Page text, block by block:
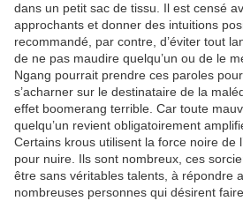
dans un petit sac de tissu. Il est censé
approchants et donner des intuitions
recommandé, par contre, d’éviter tout
de ne pas maudire quelqu’un ou de le
Ngang pourrait prendre ces paroles
s’acharner sur le destinataire de la
effet boomerang terrible. Car toute
quelqu’un revient obligatoirement
Certains krous utilisent la force noire de
pour nuire. Ils sont nombreux, ces
être sans véritables talents, à répondre
nombreuses personnes qui désirent